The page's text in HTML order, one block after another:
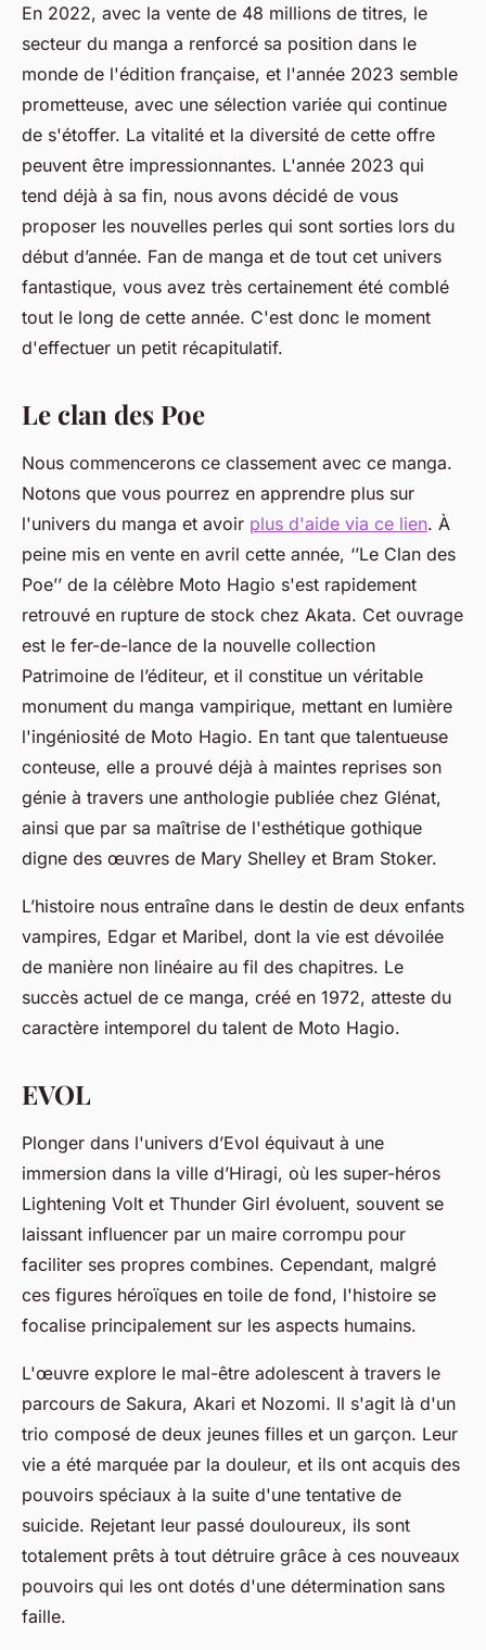
En 2022, avec la vente de 48 millions de titres, le
secteur du manga a renforcé sa position dans le
monde de l'édition française, et l'année 2023 semble
prometteuse, avec une sélection variée qui continue
de s'étoffer. La vitalité et la diversité de cette offre
peuvent être impressionnantes. L'année 2023 qui
tend déjà à sa fin, nous avons décidé de vous
proposer les nouvelles perles qui sont sorties lors du
début d’année. Fan de manga et de tout cet univers
fantastique, vous avez très certainement été comblé
tout le long de cette année. C'est donc le moment
d'effectuer un petit récapitulatif.
Le clan des Poe
Nous commencerons ce classement avec ce manga.
Notons que vous pourrez en apprendre plus sur
l'univers du manga et avoir plus d'aide via ce lien. À
peine mis en vente en avril cette année, ‘’Le Clan des
Poe’’ de la célèbre Moto Hagio s'est rapidement
retrouvé en rupture de stock chez Akata. Cet ouvrage
est le fer-de-lance de la nouvelle collection
Patrimoine de l’éditeur, et il constitue un véritable
monument du manga vampirique, mettant en lumière
l'ingéniosité de Moto Hagio. En tant que talentueuse
conteuse, elle a prouvé déjà à maintes reprises son
génie à travers une anthologie publiée chez Glénat,
ainsi que par sa maîtrise de l'esthétique gothique
digne des œuvres de Mary Shelley et Bram Stoker.
L’histoire nous entraîne dans le destin de deux enfants
vampires, Edgar et Maribel, dont la vie est dévoilée
de manière non linéaire au fil des chapitres. Le
succès actuel de ce manga, créé en 1972, atteste du
caractère intemporel du talent de Moto Hagio.
EVOL
Plonger dans l'univers d’Evol équivaut à une
immersion dans la ville d’Hiragi, où les super-héros
Lightening Volt et Thunder Girl évoluent, souvent se
laissant influencer par un maire corrompu pour
faciliter ses propres combines. Cependant, malgré
ces figures héroïques en toile de fond, l'histoire se
focalise principalement sur les aspects humains.
L'œuvre explore le mal-être adolescent à travers le
parcours de Sakura, Akari et Nozomi. Il s'agit là d'un
trio composé de deux jeunes filles et un garçon. Leur
vie a été marquée par la douleur, et ils ont acquis des
pouvoirs spéciaux à la suite d'une tentative de
suicide. Rejetant leur passé douloureux, ils sont
totalement prêts à tout détruire grâce à ces nouveaux
pouvoirs qui les ont dotés d'une détermination sans
faille.